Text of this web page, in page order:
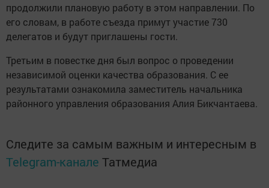
продолжили плановую работу в этом направлении. По
его словам, в работе съезда примут участие 730
делегатов и будут приглашены гости.
Третьим в повестке дня был вопрос о проведении
независимой оценки качества образования. С ее
результатами ознакомила заместитель начальника
районного управления образования Алия Бикчантаева.
Следите за самым важным и интересным в
Telegram-канале Татмедиа